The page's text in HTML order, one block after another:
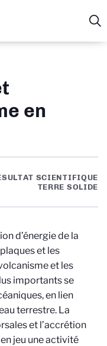
en
SCIENTIFIQUE
TERRE SOLIDE
d’énergie de la
et les
et les
importants se
en lien
terrestre. La
et l’accrétion
jeu une activité